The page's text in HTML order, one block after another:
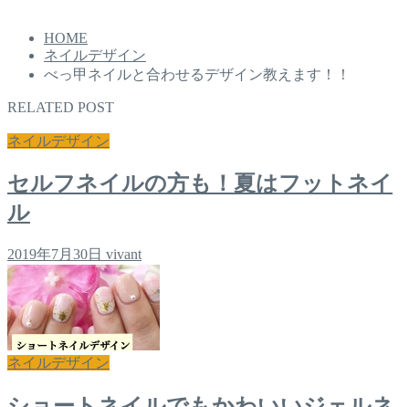
HOME
ネイルデザイン
べっ甲ネイルと合わせるデザイン教えます！！
RELATED POST
ネイルデザイン
セルフネイルの方も！夏はフットネイ
ル
2019年7月30日 vivant
ネイルデザイン